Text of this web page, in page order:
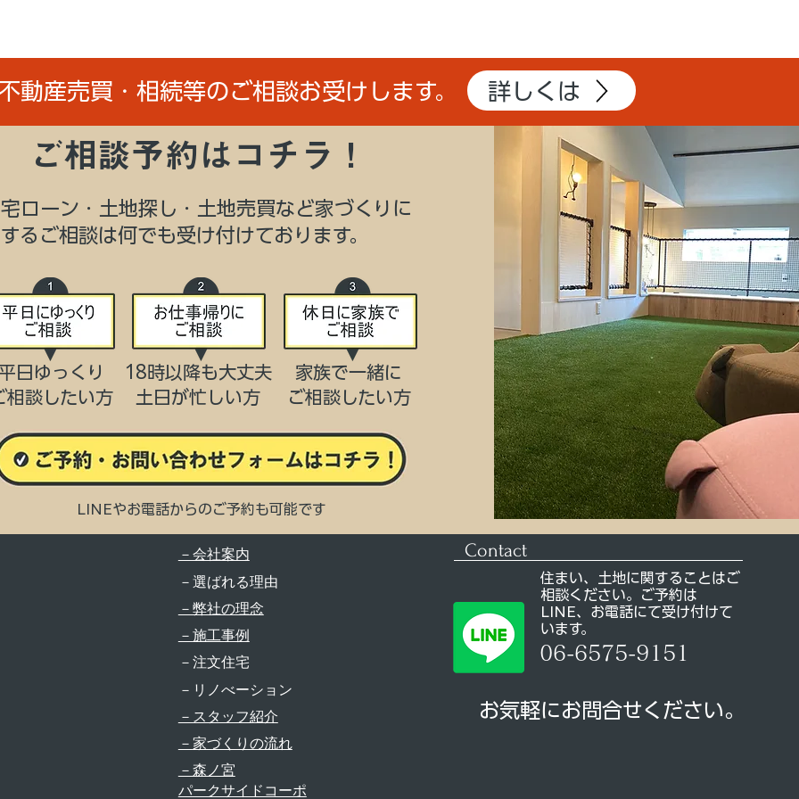
ご相談予約はコチラ！
ローン・土地探し・土地売買など家づくりに
るご相談は何でも受け付けております。
日ゆっくり
相談したい方
18時以降も大丈夫
​土日が忙しい方
家族で一緒に
​ご相談したい方
LINEやお電話からのご予約も可能です
動産売買・相続等のご相談お受けします。 詳しくは
－会社案内
－選ばれる理由
－弊社の理念
－施工事例
－注文住宅
－リノべーション
－スタッフ紹介
－家づくりの流れ
－森ノ宮
​パークサイドコーポ
Contact
住まい、土地に関することはご
相談ください。ご予約は
LINE、お電話にて受け付けて
います。
お気軽にお問合せください。
06-6575-9151